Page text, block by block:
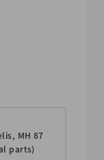
MH 87
parts)